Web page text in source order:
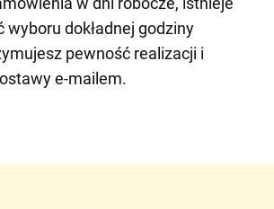
dokładnej godziny
pewność realizacji i
e-mailem.